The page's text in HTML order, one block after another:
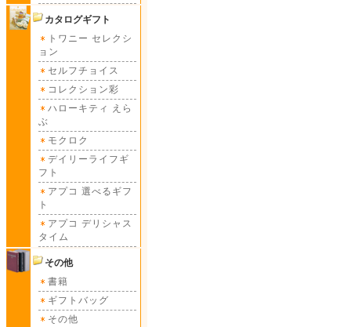
カタログギフト
トワニー セレクシ
ョン
セルフチョイス
コレクション彩
ハローキティ えら
ぶ
モクロク
デイリーライフギ
フト
アプコ 選べるギフ
ト
アプコ デリシャス
タイム
その他
書籍
ギフトバッグ
その他